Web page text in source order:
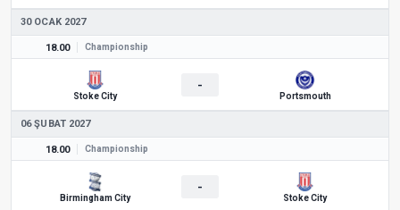
30 OCAK 2027
18.00 Championship
Stoke City
-
Portsmouth
06 ŞUBAT 2027
18.00 Championship
Birmingham City
-
Stoke City